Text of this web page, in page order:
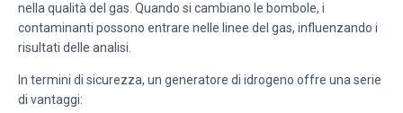
nella qualità del gas. Quando si cambiano le bombole, i
contaminanti possono entrare nelle linee del gas, influenzando i
risultati delle analisi.
In termini di sicurezza, un generatore di idrogeno offre una serie
di vantaggi: